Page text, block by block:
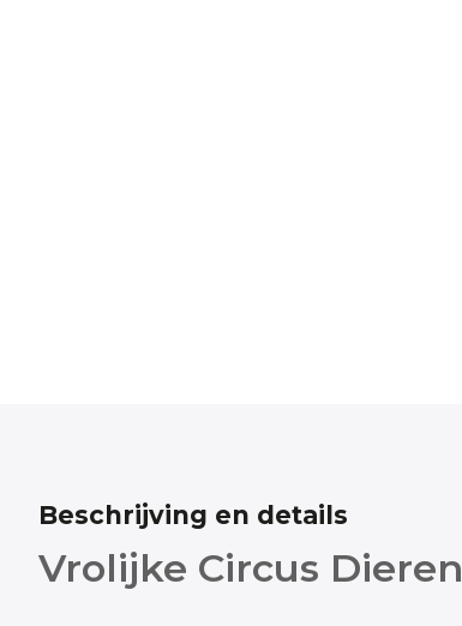
Beschrijving en details
Vrolijke Circus Dieren